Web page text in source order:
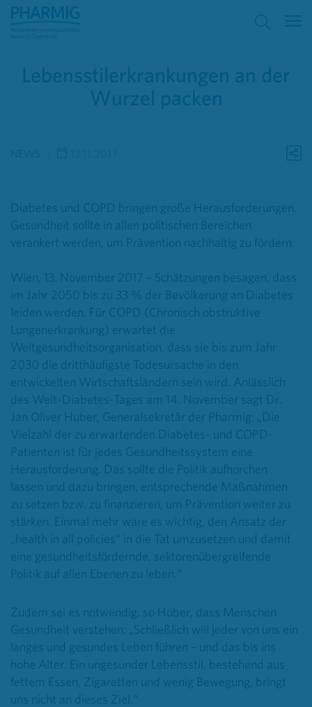
Lebensstilerkrankungen an der
Wurzel packen
NEWS
Diabetes und COPD bringen große Herausforderungen.
Gesundheit sollte in allen politischen Bereichen
verankert werden, um Prävention nachhaltig zu fördern.
Wien, 13. November 2017 – Schätzungen besagen, dass
im Jahr 2050 bis zu 33 % der Bevölkerung an Diabetes
leiden werden. Für COPD (Chronisch obstruktive
Lungenerkrankung) erwartet die
Weltgesundheitsorganisation, dass sie bis zum Jahr
2030 die dritthäufigste Todesursache in den
entwickelten Wirtschaftsländern sein wird. Anlässlich
des Welt-Diabetes-Tages am 14. November sagt Dr.
Jan Oliver Huber, Generalsekretär der Pharmig: „Die
Vielzahl der zu erwartenden Diabetes- und COPD-
Patienten ist für jedes Gesundheitssystem eine
Herausforderung. Das sollte die Politik aufhorchen
lassen und dazu bringen, entsprechende Maßnahmen
zu setzen bzw. zu finanzieren, um Prävention weiter zu
stärken. Einmal mehr wäre es wichtig, den Ansatz der
„health in all policies“ in die Tat umzusetzen und damit
eine gesundheitsfördernde, sektorenübergreifende
Politik auf allen Ebenen zu leben.“
Zudem sei es notwendig, so Huber, dass Menschen
Gesundheit verstehen: „Schließlich will jeder von uns ein
langes und gesundes Leben führen – und das bis ins
hohe Alter. Ein ungesunder Lebensstil, bestehend aus
fettem Essen, Zigaretten und wenig Bewegung, bringt
uns nicht an dieses Ziel.“